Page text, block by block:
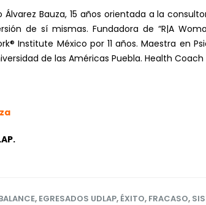
Álvarez Bauza, 15 años orientada a la
de sí mismas. Fundadora de “R|A
Institute México por 11 años. Maestra en
de las Américas Puebla. Health
, EGRESADOS UDLAP, ÉXITO, FRACASO,